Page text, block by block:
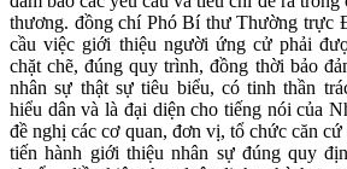
thương. đồng chí Phó Bí thư Thường trực
cầu việc giới thiệu người ứng cử phải
chặt chẽ, đúng quy trình, đồng thời bảo
nhân sự thật sự tiêu biểu, có tinh thần
hiểu dân và là đại diện cho tiếng nói của
đề nghị các cơ quan, đơn vị, tổ chức căn
tiến hành giới thiệu nhân sự đúng quy